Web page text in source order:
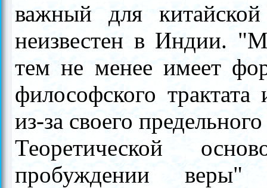
важный для
неизвестен в Индии.
тем не менее имеет
философского
из-за своего
Теоретической
пробуждении веры"